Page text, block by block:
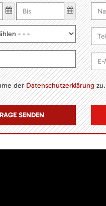
derDatenschutzerklärungzu.